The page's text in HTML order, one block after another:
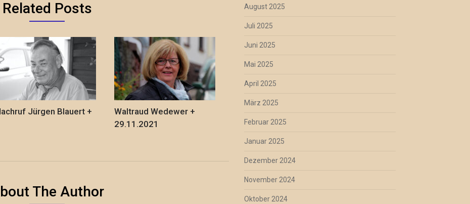
Related Posts
Jürgen Blauert +
Waltraud Wedewer +
29.11.2021
The Author
August 2025
Juli 2025
Juni 2025
Mai 2025
April 2025
März 2025
Februar 2025
Januar 2025
Dezember 2024
November 2024
Oktober 2024